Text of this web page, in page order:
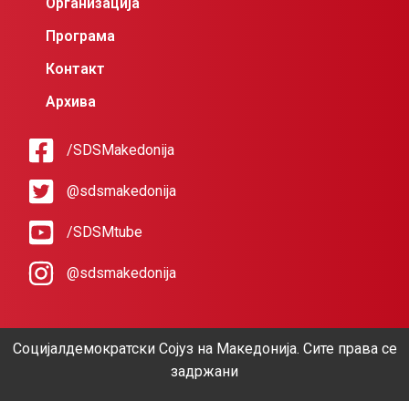
Програма
Контакт
Архива
/SDSMakedonija
@sdsmakedonija
/SDSMtube
@sdsmakedonija
Социјалдемократски Сојуз на Македонија. Сите права се
задржани